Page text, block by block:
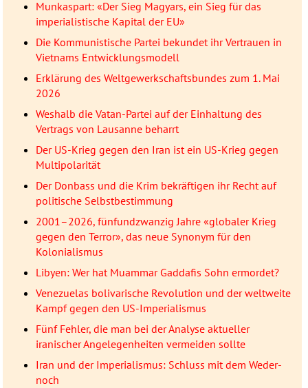
Munkaspart: «Der Sieg Magyars, ein Sieg für das
imperialistische Kapital der EU»
Die Kommunistische Partei bekundet ihr Vertrauen in
Vietnams Entwicklungsmodell
Erklärung des Weltgewerkschaftsbundes zum 1. Mai
2026
Weshalb die Vatan-Partei auf der Einhaltung des
Vertrags von Lausanne beharrt
Der US-Krieg gegen den Iran ist ein US-Krieg gegen
Multipolarität
Der Donbass und die Krim bekräftigen ihr Recht auf
politische Selbstbestimmung
2001–2026, fünfundzwanzig Jahre «globaler Krieg
gegen den Terror», das neue Synonym für den
Kolonialismus
Libyen: Wer hat Muammar Gaddafis Sohn ermordet?
Venezuelas bolivarische Revolution und der weltweite
Kampf gegen den US-Imperialismus
Fünf Fehler, die man bei der Analyse aktueller
iranischer Angelegenheiten vermeiden sollte
Iran und der Imperialismus: Schluss mit dem Weder-
noch